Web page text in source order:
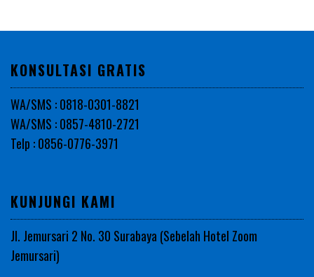
KONSULTASI GRATIS
WA/SMS : 0818-0301-8821
WA/SMS : 0857-4810-2721
Telp : 0856-0776-3971
KUNJUNGI KAMI
Jl. Jemursari 2 No. 30 Surabaya (Sebelah Hotel Zoom
Jemursari)